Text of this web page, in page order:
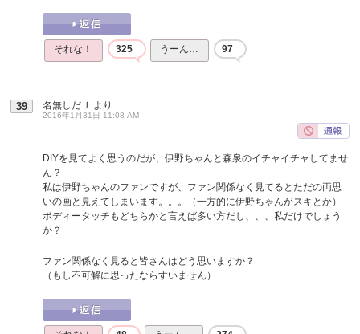
それな！ 325 うーん… 97
39 名無しだＪ より
2016年1月31日 11:08 AM
DIYを見てよく思うのだが、伊野ちゃんと森泉のイチャイチャしてませ
ん？
私は伊野ちゃんのファンですが、ファン関係なく見てるとただの両思
いの画と見えてしまいます。。。（一方的に伊野ちゃんがスキとか）
ボディータッチもどちらかと言えば多い方だし、、、私だけでしょう
か？
ファン関係なく見ると皆さんはどう思いますか？
（もし不可解に思ったならすいません）